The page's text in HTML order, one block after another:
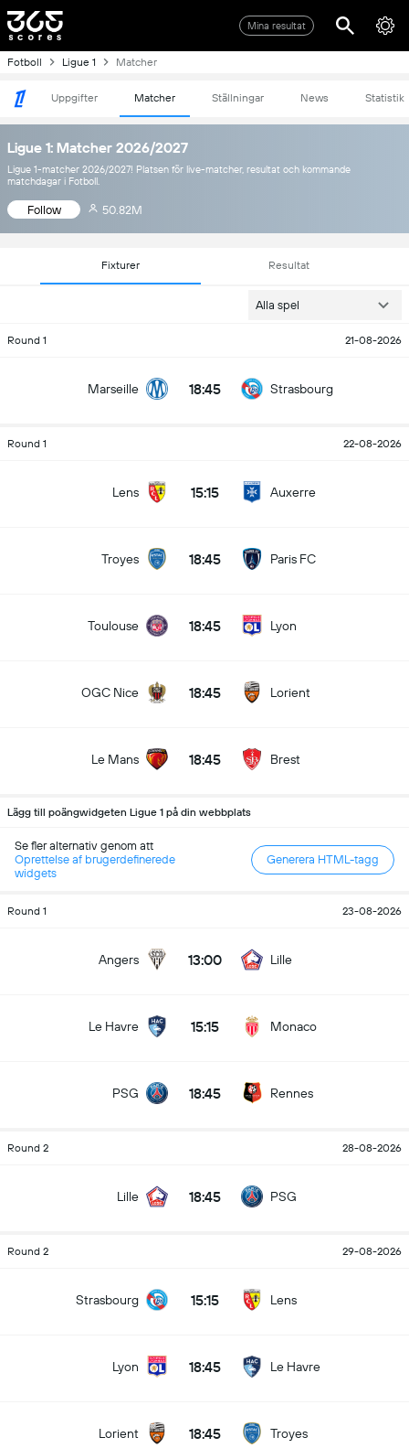
Mina resultat
Fotboll Ligue 1 Matcher
Uppgifter Matcher Ställningar News Statistik
Ligue 1: Matcher 2026/2027
Ligue 1-matcher 2026/2027! Platsen för live-matcher, resultat och kommande
matchdagar i Fotboll.
Follow 50.82M
Fixturer Resultat
Alla spel
Round 1 21-08-2026
Marseille 18:45 Strasbourg
Round 1 22-08-2026
Lens 15:15 Auxerre
Troyes 18:45 Paris FC
Toulouse 18:45 Lyon
OGC Nice 18:45 Lorient
Le Mans 18:45 Brest
Lägg till poängwidgeten Ligue 1 på din webbplats
Se fler alternativ genom att
Oprettelse af brugerdefinerede
widgets
Generera HTML-tagg
Round 1 23-08-2026
Angers 13:00 Lille
Le Havre 15:15 Monaco
PSG 18:45 Rennes
Round 2 28-08-2026
Lille 18:45 PSG
Round 2 29-08-2026
Strasbourg 15:15 Lens
Lyon 18:45 Le Havre
Lorient 18:45 Troyes